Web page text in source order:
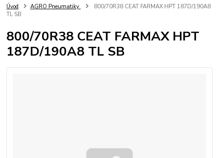
Úvod AGRO Pneumatiky
800/70R38 CEAT FARMAX HPT 187D/190A8
TL SB
800/70R38 CEAT FARMAX HPT
187D/190A8 TL SB